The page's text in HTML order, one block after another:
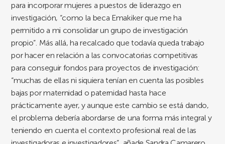
para incorporar mujeres a puestos de liderazgo en
investigación, “como la beca Emakiker que me ha
permitido a mi consolidar un grupo de investigación
propio”. Más allá, ha recalcado que todavía queda trabajo
por hacer en relación a las convocatorias competitivas
para conseguir fondos para proyectos de investigación:
“muchas de ellas ni siquiera tenían en cuenta las posibles
bajas por maternidad o paternidad hasta hace
prácticamente ayer, y aunque este cambio se está dando,
el problema debería abordarse de una forma más integral y
teniendo en cuenta el contexto profesional real de las